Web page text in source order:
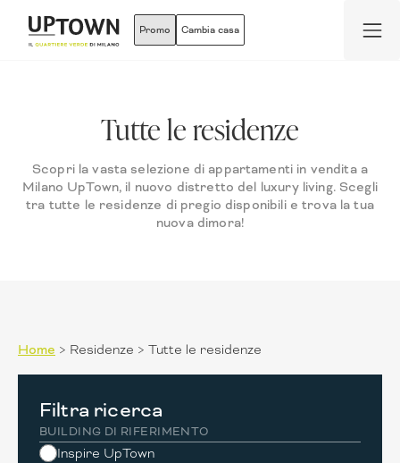
Promo Cambia casa
Tutte le residenze
Scopri la vasta selezione di appartamenti in vendita a
Milano UpTown, il nuovo distretto del luxury living. Scegli
tra tutte le residenze di pregio disponibili e trova la tua
nuova dimora!
Home > Residenze > Tutte le residenze
Filtra ricerca
BUILDING DI RIFERIMENTO
Inspire UpTown